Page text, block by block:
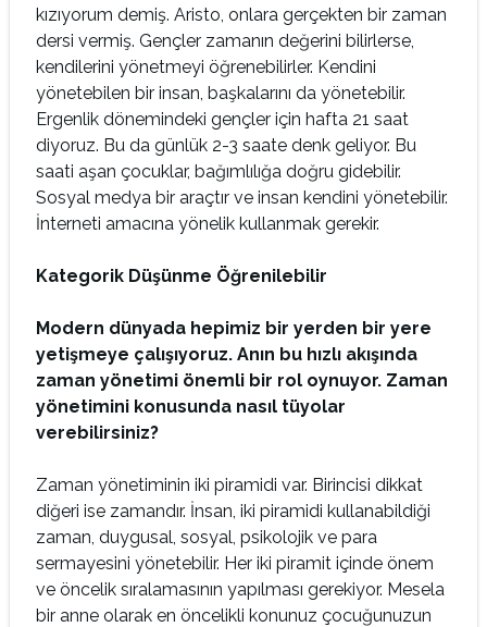
kızıyorum demiş. Aristo, onlara gerçekten bir zaman
dersi vermiş. Gençler zamanın değerini bilirlerse,
kendilerini yönetmeyi öğrenebilirler. Kendini
yönetebilen bir insan, başkalarını da yönetebilir.
Ergenlik dönemindeki gençler için hafta 21 saat
diyoruz. Bu da günlük 2-3 saate denk geliyor. Bu
saati aşan çocuklar, bağımlılığa doğru gidebilir.
Sosyal medya bir araçtır ve insan kendini yönetebilir.
İnterneti amacına yönelik kullanmak gerekir.
Kategorik Düşünme Öğrenilebilir
Modern dünyada hepimiz bir yerden bir yere
yetişmeye çalışıyoruz. Anın bu hızlı akışında
zaman yönetimi önemli bir rol oynuyor. Zaman
yönetimini konusunda nasıl tüyolar
verebilirsiniz?
Zaman yönetiminin iki piramidi var. Birincisi dikkat
diğeri ise zamandır. İnsan, iki piramidi kullanabildiği
zaman, duygusal, sosyal, psikolojik ve para
sermayesini yönetebilir. Her iki piramit içinde önem
ve öncelik sıralamasının yapılması gerekiyor. Mesela
bir anne olarak en öncelikli konunuz çocuğunuzun